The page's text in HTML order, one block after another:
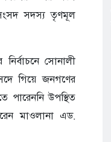
সংসদ সদস্য তৃণমূল
সোনালী
গিয়ে জনগণের
পারেননি উপস্থিত
মাওলানা এড.